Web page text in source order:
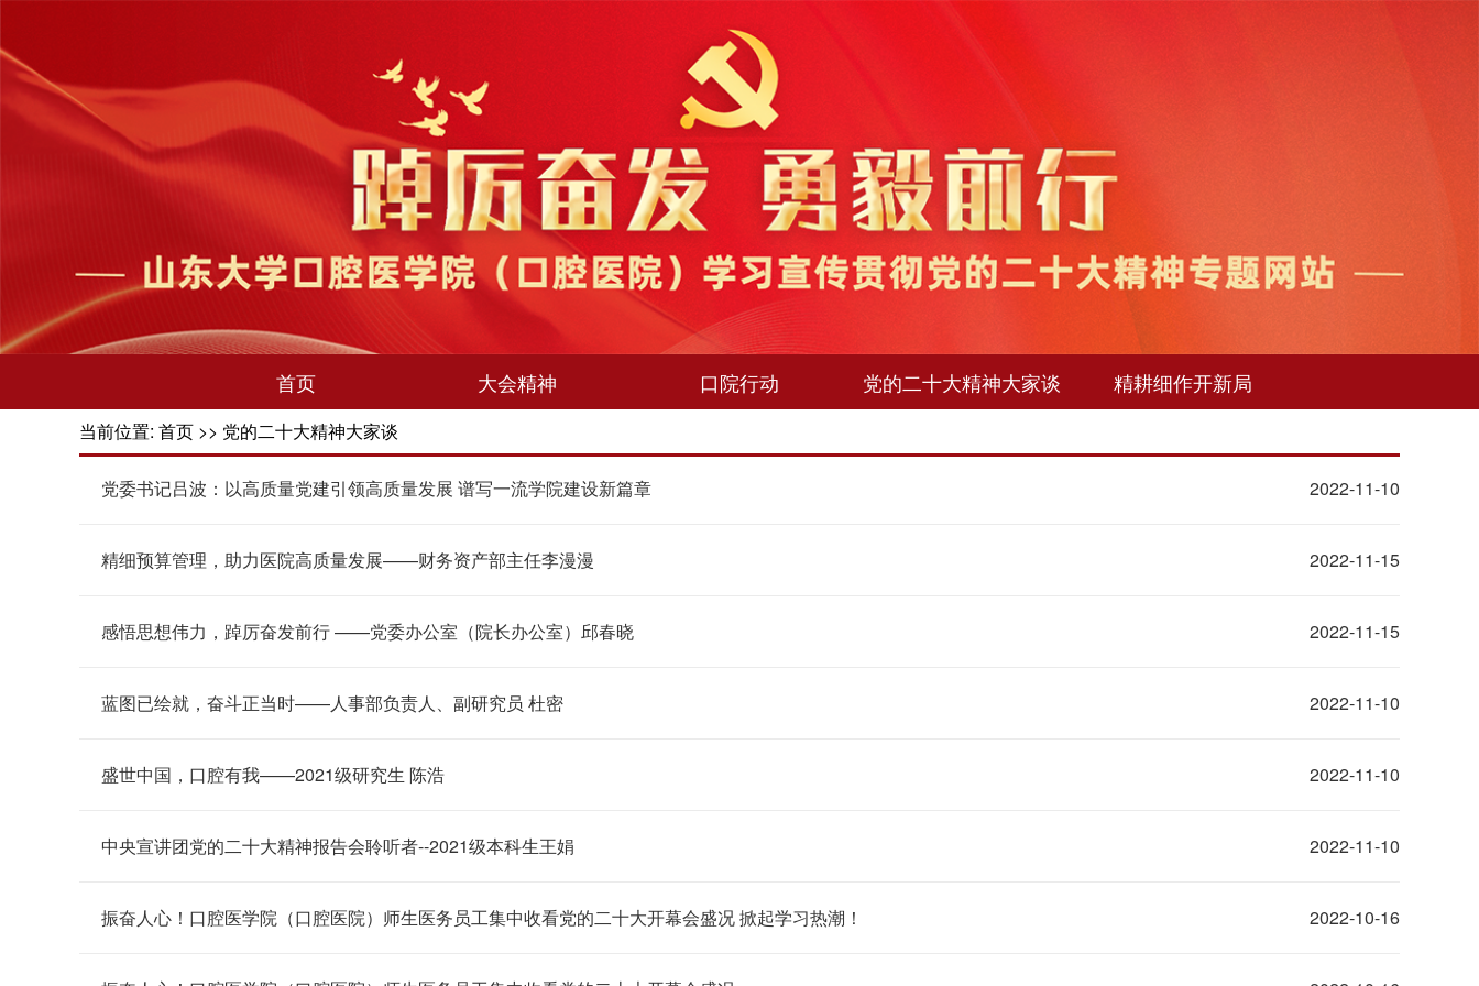
首页 大会精神 口院行动 党的二十大精神大家谈 精耕细作开新局
当前位置: 首页 >> 党的二十大精神大家谈
党委书记吕波：以高质量党建引领高质量发展 谱写一流学院建设新篇章 2022-11-10
精细预算管理，助力医院高质量发展——财务资产部主任李漫漫 2022-11-15
感悟思想伟力，踔厉奋发前行 ——党委办公室（院长办公室）邱春晓 2022-11-15
蓝图已绘就，奋斗正当时——人事部负责人、副研究员 杜密 2022-11-10
盛世中国，口腔有我——2021级研究生 陈浩 2022-11-10
中央宣讲团党的二十大精神报告会聆听者--2021级本科生王娟 2022-11-10
振奋人心！口腔医学院（口腔医院）师生医务员工集中收看党的二十大开幕会盛况 掀起学习热潮！ 2022-10-16